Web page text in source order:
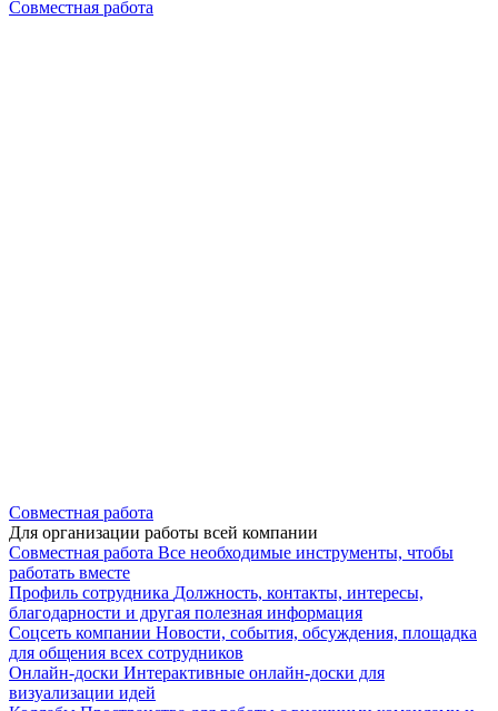
Совместная работа
Совместная работа
Для организации работы всей компании
Совместная работа Все необходимые инструменты, чтобы
работать вместе
Профиль сотрудника Должность, контакты, интересы,
благодарности и другая полезная информация
Соцсеть компании Новости, события, обсуждения, площадка
для общения всех сотрудников
Онлайн-доски Интерактивные онлайн-доски для
визуализации идей